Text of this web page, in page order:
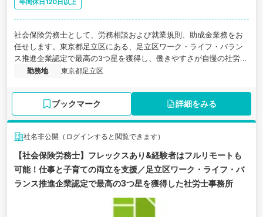
年間休日120日以上
社会保険労務士として、労務相談および就業規則、助成金業務をお
任せします。東京都足立区にある、足立区ワーク・ライフ・バラン
ス推進企業認定で最高の3つ星を獲得し、働きやすさが自慢の社労士
事務所のパート求人です。
勤務地 東京都足立区
ブックマーク 詳細をみる
社名非公開（ログインすると閲覧できます）
【社会保険労務士】フレックスあり&経験者はフルリモートも
可能！仕事と子育ての両立を支援／足立区ワーク・ライフ・バ
ランス推進企業認定で最高の3つ星を獲得した社労士事務所